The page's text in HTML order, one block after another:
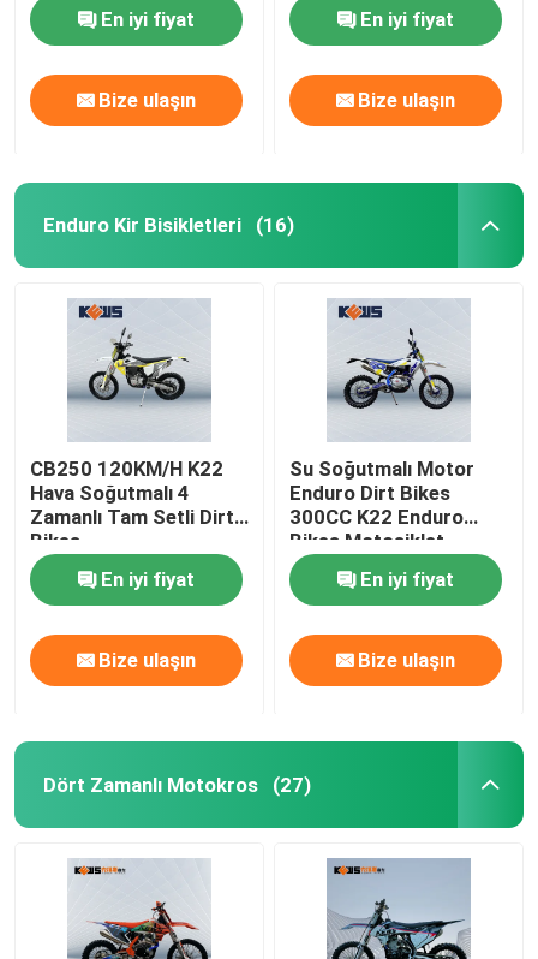
En iyi fiyat
Bize ulaşın
En iyi fiyat
Bize ulaşın
Enduro Kir Bisikletleri (16)
CB250 120KM/H K22
Hava Soğutmalı 4
Zamanlı Tam Setli Dirt
Bikes
En iyi fiyat
Bize ulaşın
Su Soğutmalı Motor
Enduro Dirt Bikes
300CC K22 Enduro
Bikes Motosiklet
120KM / H
En iyi fiyat
Bize ulaşın
Dört Zamanlı Motokros (27)